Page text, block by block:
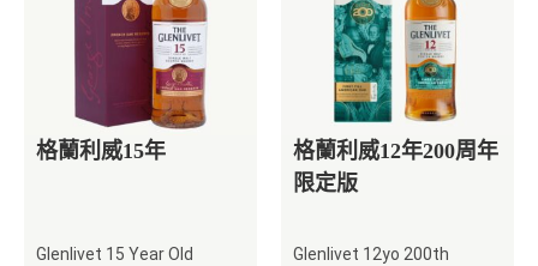
格蘭利威15年
Glenlivet 15 Year Old
格蘭利威12年200周年
限定版
Glenlivet 12yo 200th